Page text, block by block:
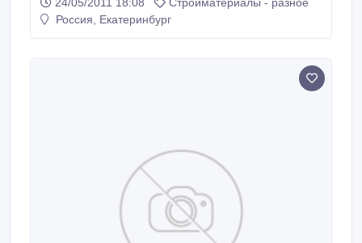
Россия, Екатеринбург